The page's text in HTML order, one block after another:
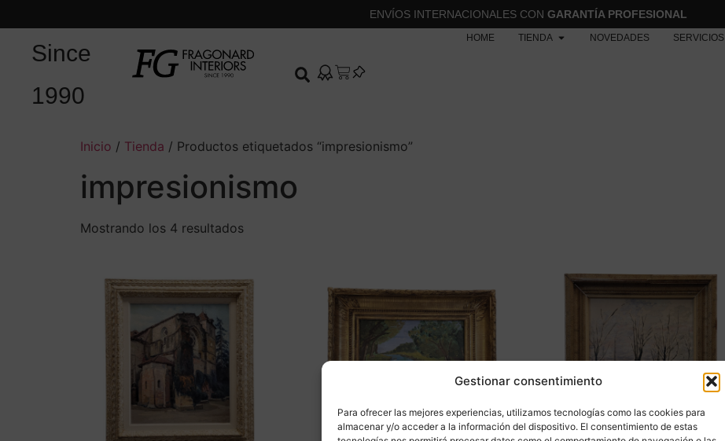
Gestionar consentimiento
Para ofrecer las mejores experiencias, utilizamos tecnologías como las cookies para
almacenar y/o acceder a la información del dispositivo. El consentimiento de estas
ENVÍOS INTERNACIONALES CON GARANTÍA PROFESIONAL
Since
1990
HOME TIENDA NOVEDADES SERVICIOS
Inicio / Tienda / Productos etiquetados “impresionismo”
impresionismo
Mostrando los 4 resultados